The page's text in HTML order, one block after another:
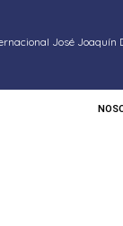
José Joaquín